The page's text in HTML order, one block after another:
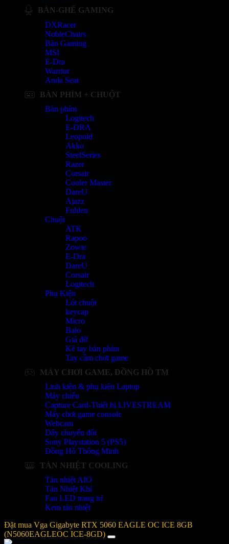
BÀN-GHẾ GAMING
DXRacer
NobleChairs
Bàn Gaming
MSI
E-Dra
Warrior
Anda Seat
BÀN PHÍM + CHUỘT
Bàn phím
Logitech
E-DRA
Leopold
Akko
SteelSeries
Razer
Corsair
Cooler Master
DareU
Ajazz
Fuhlen
Chuột
ATK
Rapoo
Zowie
E-Dra
DareU
Corsair
Logitech
Phụ Kiện
Lót chuột
keycap
Micro
Balo
Giá đỡ
Kê tay bàn phím
Tay cầm chơi game
MÁY CHƠI GAME, ĐỒNG HỒ TM
Linh kiện & phụ kiện Laptop
Máy chiếu
Capture Card-Thiết bị LIVESTREAM
Máy chơi game console
Webcam
Dây chuyển đổi
Sony Playstation 5 (PS5)
Đồng Hồ Thông Minh
TẢN NHIỆT COOLING
Tản nhiệt AIO
Tản Nhiệt Khí
Fan LED trang trí
Kem tản nhiệt
Đặt mua Vga Gigabyte RTX 5060 EAGLE OC ICE 8GB
(N5060EAGLEOC ICE-8GD)